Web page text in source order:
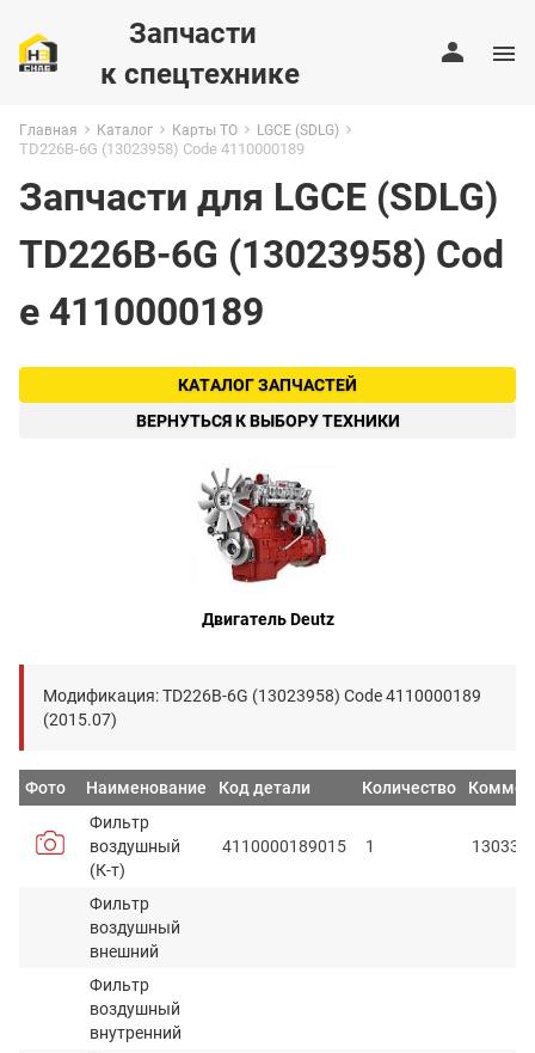
Запчасти
к спецтехнике
Главная Каталог Карты ТО LGCE (SDLG)
TD226B-6G (13023958) Code 4110000189
Запчасти для LGCE (SDLG)
TD226B-6G (13023958) Cod
e 4110000189
КАТАЛОГ ЗАПЧАСТЕЙ
ВЕРНУТЬСЯ К ВЫБОРУ ТЕХНИКИ
Двигатель Deutz
Модификация: TD226B-6G (13023958) Code 4110000189
(2015.07)
Фото Наименование Код детали Количество
Фильтр
воздушный
(К-т)
4110000189015 1
Фильтр
воздушный
внешний
Фильтр
воздушный
внутренний